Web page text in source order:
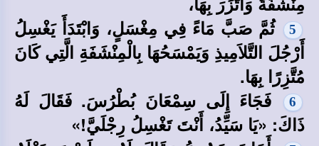
5
ثُمَّ صَبَّ مَاءً فِي مِغْسَلٍ، وَابْتَدَأَ يَغْسِلُ
أَرْجُلَ التَّلاَمِيذِ وَيَمْسَحُهَا بِالْمِنْشَفَةِ الَّتِي كَانَ
مُتَّزِرًا بِهَا.
6
فَجَاءَ إِلَى سِمْعَانَ بُطْرُسَ. فَقَالَ لَهُ
ذَاكَ: «يَا سَيِّدُ، أَنْتَ تَغْسِلُ رِجْلَيَّ!»